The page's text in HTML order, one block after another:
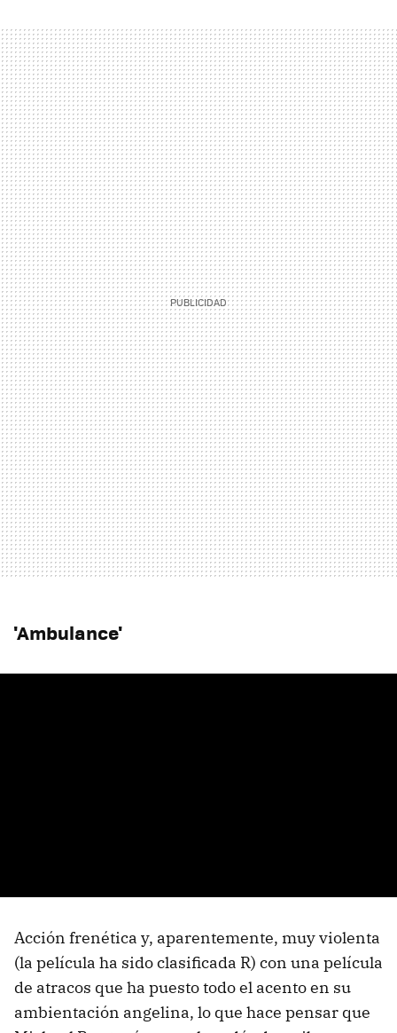
'Ambulance'
Acción frenética y, aparentemente, muy violenta
(la película ha sido clasificada R) con una película
de atracos que ha puesto todo el acento en su
ambientación angelina, lo que hace pensar que